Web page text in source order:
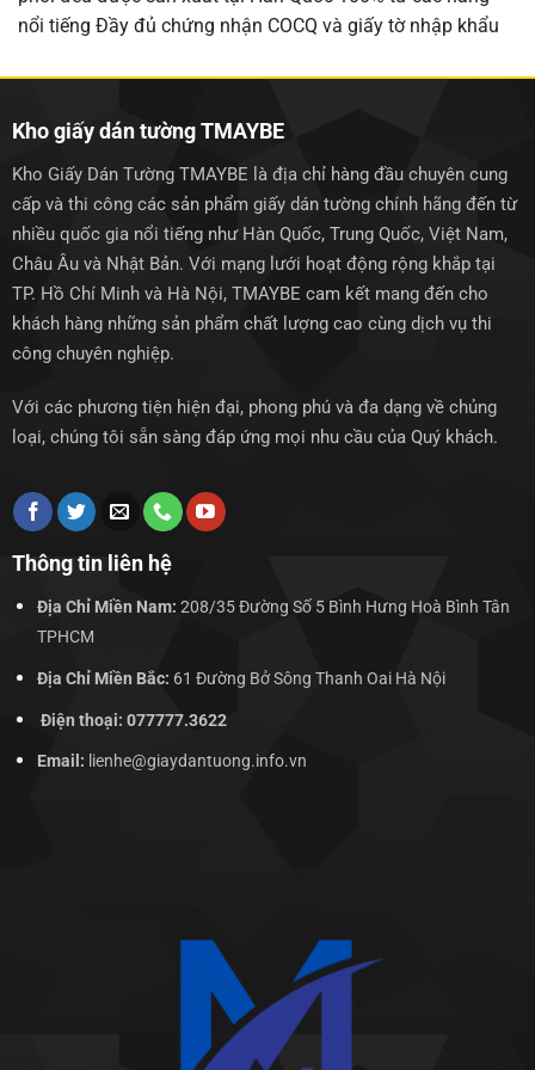
nổi tiếng Đầy đủ chứng nhận COCQ và giấy tờ nhập khẩu
Kho giấy dán tường TMAYBE
Kho Giấy Dán Tường TMAYBE là địa chỉ hàng đầu chuyên cung
cấp và thi công các sản phẩm giấy dán tường chính hãng đến từ
nhiều quốc gia nổi tiếng như Hàn Quốc, Trung Quốc, Việt Nam,
Châu Âu và Nhật Bản. Với mạng lưới hoạt động rộng khắp tại
TP. Hồ Chí Minh và Hà Nội, TMAYBE cam kết mang đến cho
khách hàng những sản phẩm chất lượng cao cùng dịch vụ thi
công chuyên nghiệp.
Với các phương tiện hiện đại, phong phú và đa dạng về chủng
loại, chúng tôi sẵn sàng đáp ứng mọi nhu cầu của Quý khách.
Thông tin liên hệ
Địa Chỉ Miền Nam: 208/35 Đường Số 5 Bình Hưng Hoà Bình Tân
TPHCM
Địa Chỉ Miền Bắc: 61 Đường Bở Sông Thanh Oai Hà Nội
Điện thoại: 077777.3622
Email: lienhe@giaydantuong.info.vn